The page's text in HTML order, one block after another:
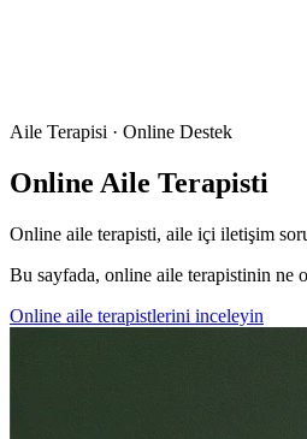
Aile Terapisi · Online Destek
Online Aile Terapisti
Online aile terapisti, aile içi iletişim
Bu sayfada, online aile terapistinin ne
Online aile terapistlerini inceleyin